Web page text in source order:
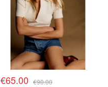
€65.00 €90.00